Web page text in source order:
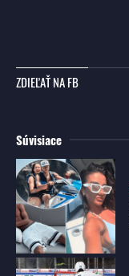
ZDIEĽAŤ NA FB
Súvisiace